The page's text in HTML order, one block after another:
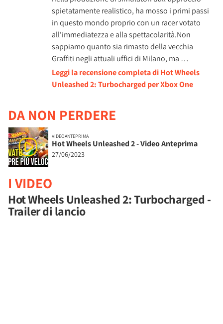
spietatamente realistico, ha mosso i primi passi
in questo mondo proprio con un racer votato
all'immediatezza e alla spettacolarità.Non
sappiamo quanto sia rimasto della vecchia
Graffiti negli attuali uffici di Milano, ma …
Leggi la recensione completa di Hot Wheels
Unleashed 2: Turbocharged per Xbox One
DA NON PERDERE
VIDEOANTEPRIMA
Hot Wheels Unleashed 2 - Video Anteprima
27/06/2023
I VIDEO
Hot Wheels Unleashed 2: Turbocharged -
Trailer di lancio